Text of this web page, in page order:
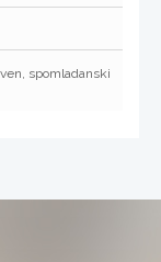
spomladanski